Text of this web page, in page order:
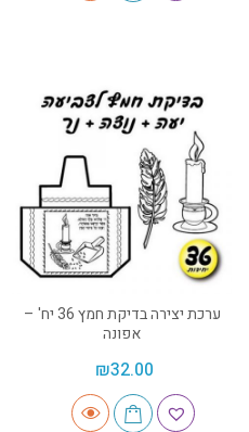
ערכת יצירה בדיקת חמץ 36 יח' –
אפונה
₪32.00